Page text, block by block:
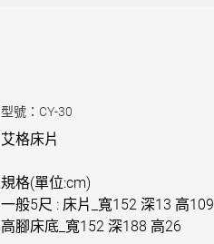
型號：CY-30
艾格床片
規格(單位:cm)
一般5尺 : 床片_寬152 深13 高109
高腳床底_寬152 深188 高26